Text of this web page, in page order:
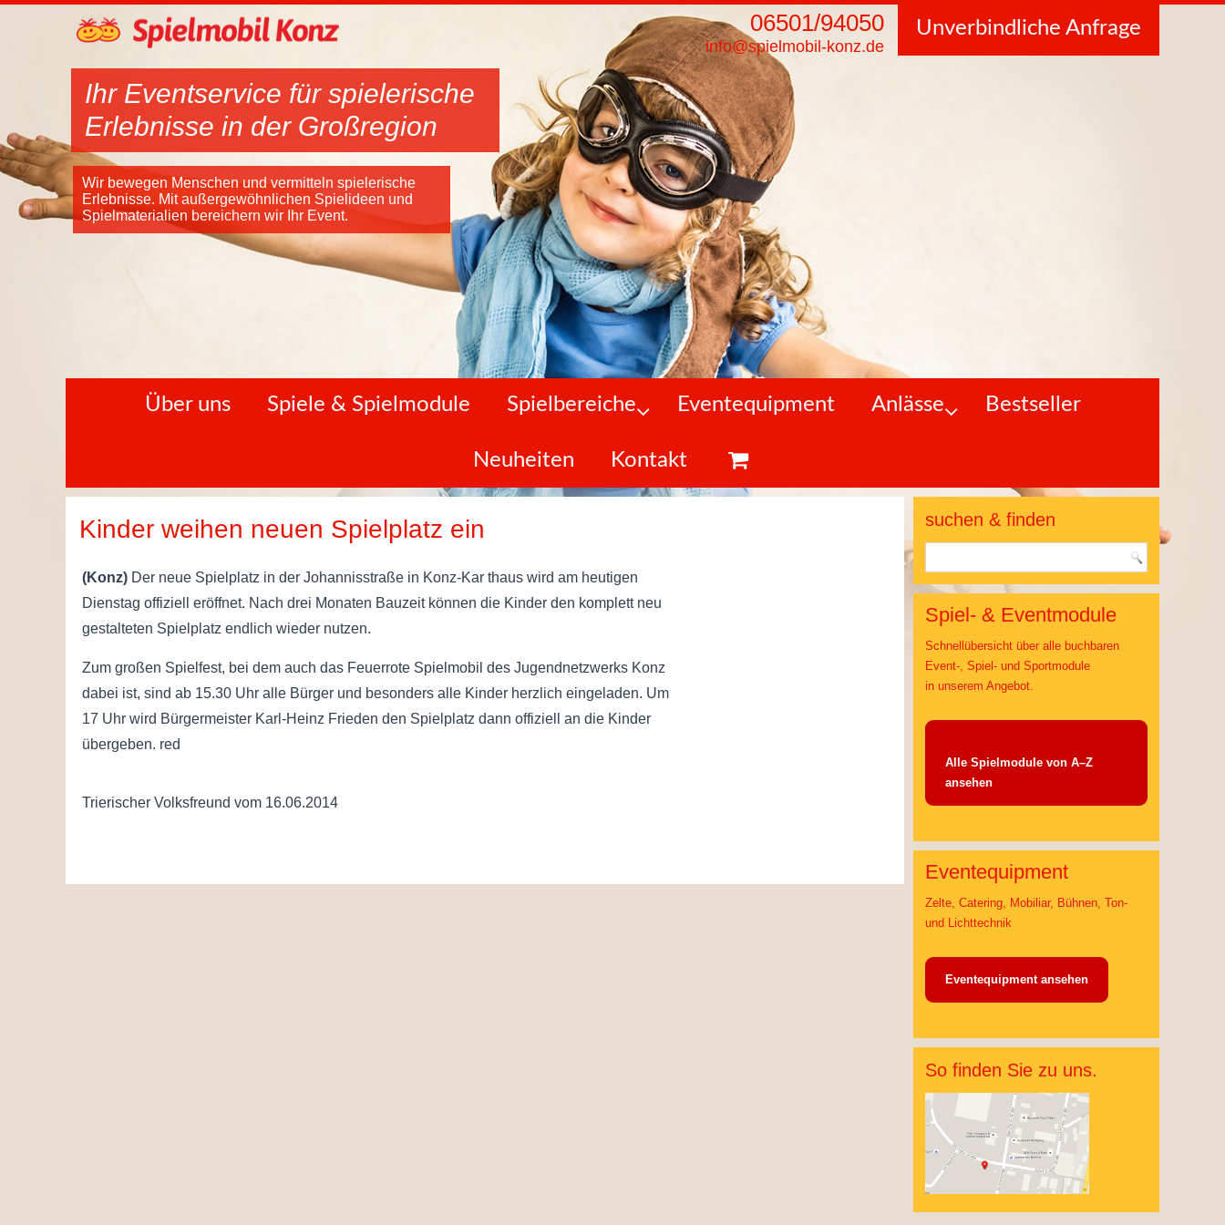
Unverbindliche Anfrage
06501/94050
info@spielmobil-konz.de
Ihr Eventservice für spielerische
Erlebnisse in der Großregion
Wir bewegen Menschen und vermitteln spielerische
Erlebnisse. Mit außergewöhnlichen Spielideen und
Spielmaterialien bereichern wir Ihr Event.
Über uns Spiele & Spielmodule Spielbereiche Eventequipment Anlässe Bestseller
Neuheiten Kontakt
Kinder weihen neuen Spielplatz ein
(Konz) Der neue Spielplatz in der Johannisstraße in Konz-Kar thaus wird am heutigen
Dienstag offiziell eröffnet. Nach drei Monaten Bauzeit können die Kinder den komplett neu
gestalteten Spielplatz endlich wieder nutzen.
Zum großen Spielfest, bei dem auch das Feuerrote Spielmobil des Jugendnetzwerks Konz
dabei ist, sind ab 15.30 Uhr alle Bürger und besonders alle Kinder herzlich eingeladen. Um
17 Uhr wird Bürgermeister Karl-Heinz Frieden den Spielplatz dann offiziell an die Kinder
übergeben. red
Trierischer Volksfreund vom 16.06.2014
suchen & finden
Spiel- & Eventmodule
Schnellübersicht über alle buchbaren
Event-, Spiel- und Sportmodule
in unserem Angebot.
Alle Spielmodule von A–Z
ansehen
Eventequipment
Zelte, Catering, Mobiliar, Bühnen, Ton-
und Lichttechnik
Eventequipment ansehen
So finden Sie zu uns.